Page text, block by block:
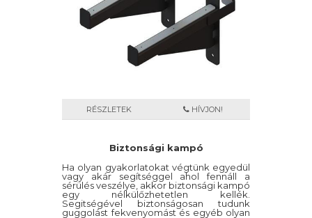
RÉSZLETEK HÍVJON!
Biztonsági kampó
Ha olyan gyakorlatokat végtünk egyedül
vagy akár segítséggel ahol fennáll a
sérülés veszélye, akkor biztonsági kampó
egy nélkülőzhetetlen kellék.
Segitségével biztonságosan tudunk
guggolást fekvenyomást és egyéb olyan